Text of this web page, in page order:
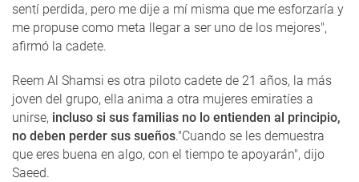
sentí perdida, pero me dije a mí misma que me esforzaría y
me propuse como meta llegar a ser uno de los mejores",
afirmó la cadete.
Reem Al Shamsi es otra piloto cadete de 21 años, la más
joven del grupo, ella anima a otra mujeres emiratíes a
unirse, incluso si sus familias no lo entienden al principio,
no deben perder sus sueños."Cuando se les demuestra
que eres buena en algo, con el tiempo te apoyarán", dijo
Saeed.